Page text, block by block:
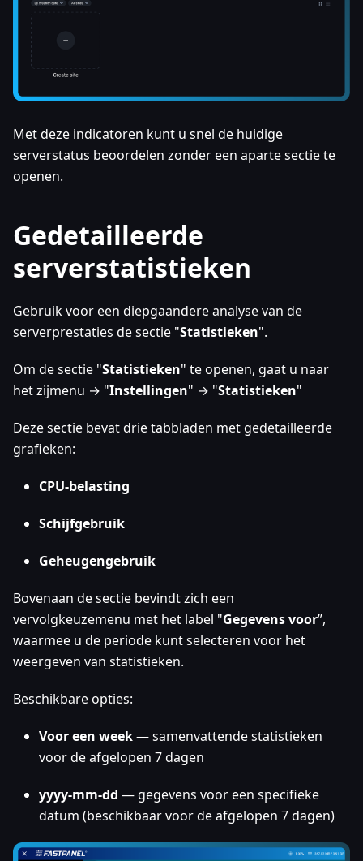
Met deze indicatoren kunt u snel de huidige
serverstatus beoordelen zonder een aparte sectie te
openen.
Gedetailleerde
serverstatistieken
Gebruik voor een diepgaandere analyse van de
serverprestaties de sectie "Statistieken".
Om de sectie "Statistieken" te openen, gaat u naar
het zijmenu → "Instellingen" → "Statistieken"
Deze sectie bevat drie tabbladen met gedetailleerde
grafieken:
CPU-belasting
Schijfgebruik
Geheugengebruik
Bovenaan de sectie bevindt zich een
vervolgkeuzemenu met het label "Gegevens voor”,
waarmee u de periode kunt selecteren voor het
weergeven van statistieken.
Beschikbare opties:
Voor een week— samenvattende statistieken
voor de afgelopen 7 dagen
yyyy-mm-dd — gegevens voor een specifieke
datum (beschikbaar voor de afgelopen 7 dagen)